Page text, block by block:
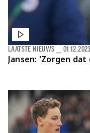
Jansen: 'Zorgen
LAATSTE NIEUWS 01.12.2023